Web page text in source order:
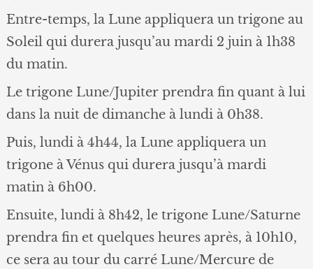
Entre-temps, la Lune appliquera un trigone au
Soleil qui durera jusqu’au mardi 2 juin à 1h38
du matin.
Le trigone Lune/Jupiter prendra fin quant à lui
dans la nuit de dimanche à lundi à 0h38.
Puis, lundi à 4h44, la Lune appliquera un
trigone à Vénus qui durera jusqu’à mardi
matin à 6h00.
Ensuite, lundi à 8h42, le trigone Lune/Saturne
prendra fin et quelques heures après, à 10h10,
ce sera au tour du carré Lune/Mercure de